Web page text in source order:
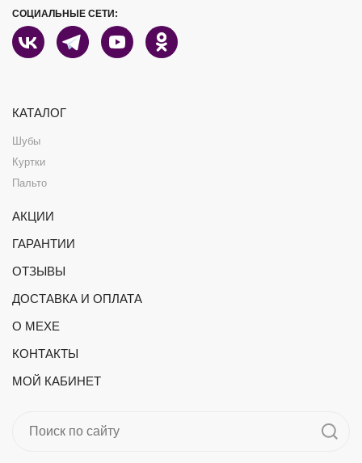
СОЦИАЛЬНЫЕ СЕТИ:
КАТАЛОГ
Шубы
Куртки
Пальто
АКЦИИ
ГАРАНТИИ
ОТЗЫВЫ
ДОСТАВКА И ОПЛАТА
О МЕХЕ
КОНТАКТЫ
МОЙ КАБИНЕТ